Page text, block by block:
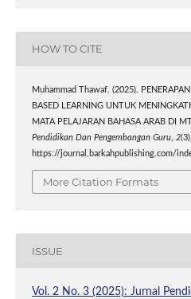
HOW TO CITE
Muhammad Thawaf. (2025).
BASED LEARNING UNTUK
MATA PELAJARAN BAHASA ARAB DI
Pendidikan Dan Pengembangan Guru, 2
https://journal.barkahpublishing.com/
More Citation Formats
ISSUE
Vol. 2 No. 3 (2025): Jurnal